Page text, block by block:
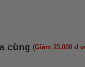
cùng (Giảm 20.000 đ